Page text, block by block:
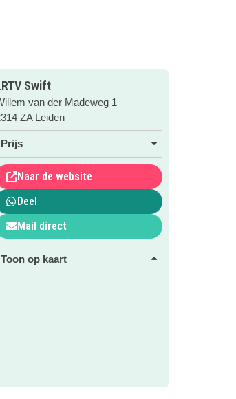
Swift
van der Madeweg 1
ZA Leiden
Prijs
Naar de website
Deel
Mail direct
Toon op kaart